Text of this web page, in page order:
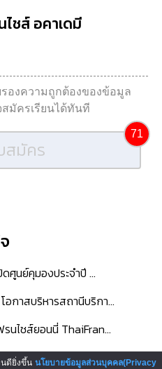
ชส์ อคาเดมี
องความถูกต้องของข้อมูล
สมัครเรียนได้ทันที
สมัคร
71
ศูนย์คุมองประจำปี ...
อกาสบริหารสถานีบริกา...
นไชส์ยอนนี่ ThaiFran...
ชส์ จัมป์ อัพ (Franc...
นดียิ่งขึ้น นโยบายข้อมูลส่วนบุคคล(Privacy